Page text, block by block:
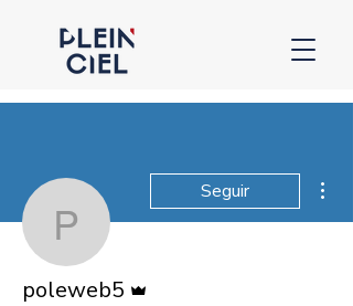
poleweb5
Seguir
poleweb5